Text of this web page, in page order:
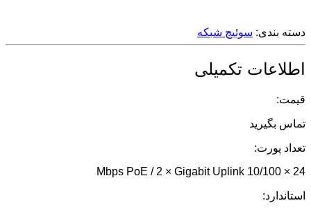
دسته بندی: سوئیچ شبکه
اطلاعات تکمیلی
قیمت:
تماس بگیرید
تعداد پورت:
24 × 10/100 Mbps PoE / 2 × Gigabit Uplink
استاندارد: